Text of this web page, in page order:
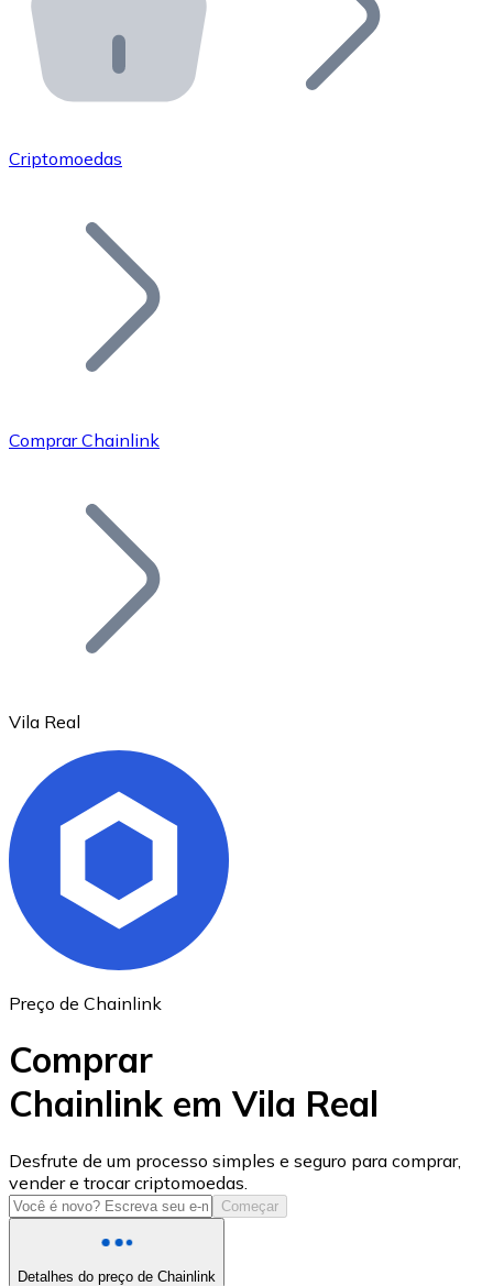
API Bitnovo
Integre nossa API no seu ecossistema.
Junte-se à nossa rede de revendedores e comercialize
Adicione o token do seu projeto ao nosso serviço de
Bitcoin
Ethereum
USD Coin
USDC
Criptomoedas
Comprar Chainlink
Vila Real
Preço de Chainlink
Comprar
Chainlink em Vila Real
Desfrute de um processo simples e seguro para comprar,
vender e trocar criptomoedas.
Começar
Detalhes do preço de Chainlink